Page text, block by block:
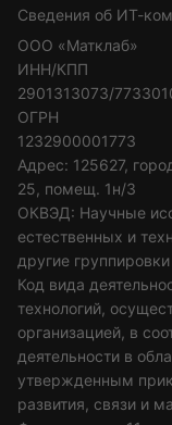
Сведения об ИТ-
ООО «Матклаб»
ИНН/КПП
2901313073/
ОГРН
1232900001773
Адрес: 125627,
25, помещ. 1н/3
ОКВЭД: Научные
естественных и
другие
Код вида
технологий,
организацией, в
деятельности в
утвержденным
развития, связи и